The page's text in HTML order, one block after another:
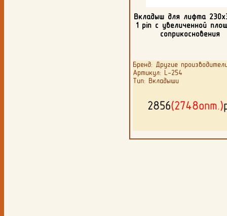
Вкладыш для лифта
1 pin с увеличенной
соприкосновения
Бренд: Другие
Артикул: L-254
Тип: Вкладыши
2856(2748опт.)